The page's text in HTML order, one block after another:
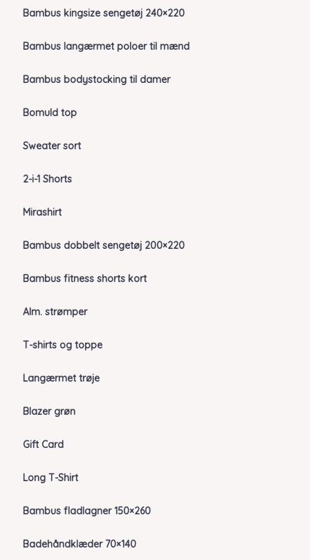
Bambus kingsize sengetøj 240×220
Bambus langærmet poloer til mænd
Bambus bodystocking til damer
Bomuld top
Sweater sort
2-i-1 Shorts
Mirashirt
Bambus dobbelt sengetøj 200×220
Bambus fitness shorts kort
Alm. strømper
T-shirts og toppe
Langærmet trøje
Blazer grøn
Gift Card
Long T-Shirt
Bambus fladlagner 150×260
Badehåndklæder 70×140